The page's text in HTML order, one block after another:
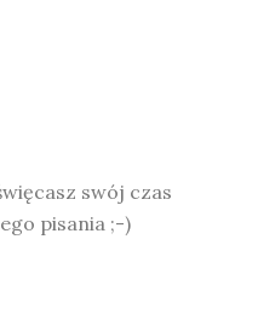
swój czas
pisania ;-)